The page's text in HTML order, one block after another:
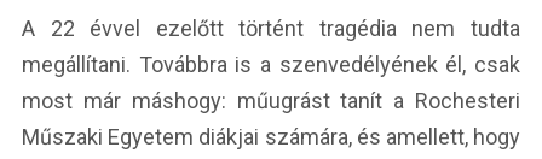
A 22 évvel ezelőtt történt tragédia nem tudta
megállítani. Továbbra is a szenvedélyének él, csak
most már máshogy: műugrást tanít a Rochesteri
Műszaki Egyetem diákjai számára, és amellett, hogy